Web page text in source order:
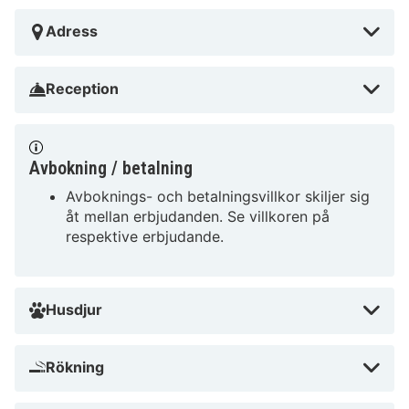
vistelse idag och upplev allt som Biohotel
Adress
Reception
Avbokning / betalning
Avboknings- och betalningsvillkor skiljer sig
åt mellan erbjudanden. Se villkoren på
respektive erbjudande.
Husdjur
Rökning